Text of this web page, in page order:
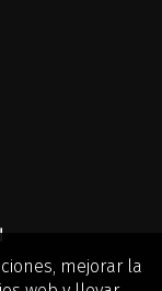
mejorar la